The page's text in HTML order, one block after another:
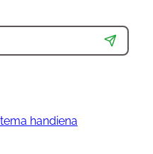
handiena